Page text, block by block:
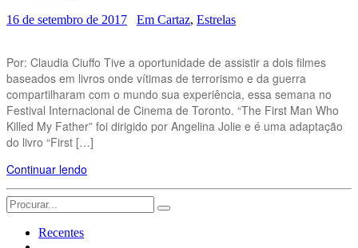
16 de setembro de 2017 Em Cartaz, Estrelas
Por: Claudia Ciuffo Tive a oportunidade de assistir a dois filmes
baseados em livros onde vítimas de terrorismo e da guerra
compartilharam com o mundo sua experiência, essa semana no
Festival Internacional de Cinema de Toronto. “The First Man Who
Killed My Father” foi dirigido por Angelina Jolie e é uma adaptação
do livro “First […]
Continuar lendo
Search
for:
Recentes